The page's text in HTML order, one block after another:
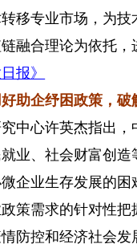
移专业市场，为
融合理论为依托，
报》
企纾困政策，破
心许英杰指出，
业、社会财富创
企业生存发展的
策需求的针对性
防控和经济社会